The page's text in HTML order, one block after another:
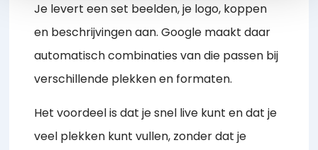
Je levert een set beelden, je logo, koppen
en beschrijvingen aan. Google maakt daar
automatisch combinaties van die passen bij
verschillende plekken en formaten.
Het voordeel is dat je snel live kunt en dat je
veel plekken kunt vullen, zonder dat je